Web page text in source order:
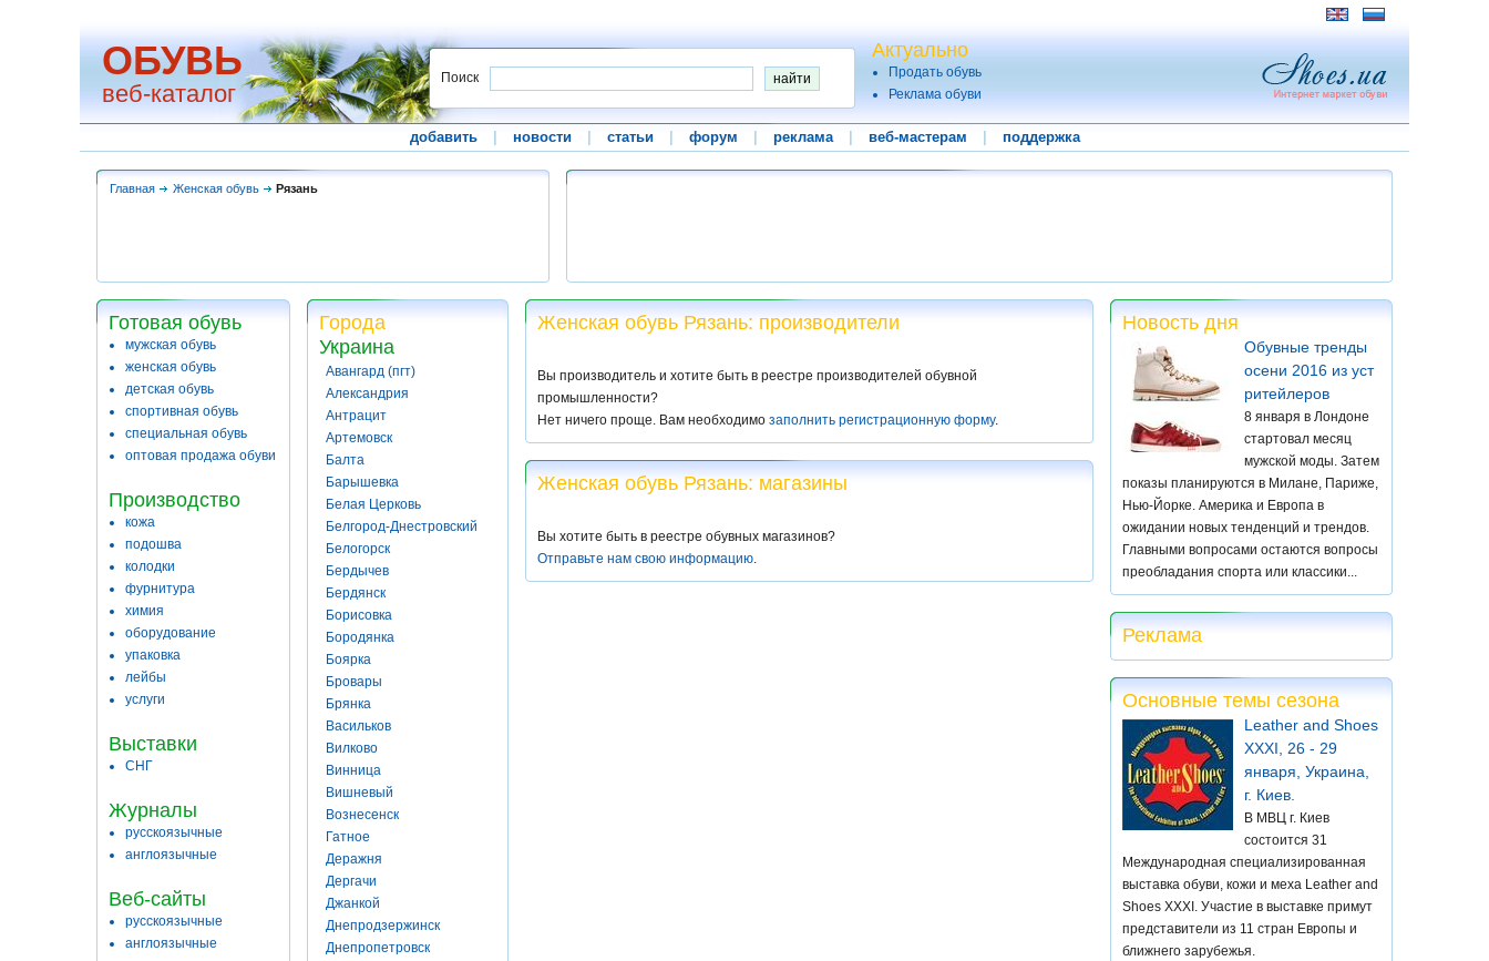
ОБУВЬ
веб-каталог
Поиск
Актуально
Продать обувь
Реклама обуви
добавить новости статьи форум реклама веб-мастерам поддержка
Главная Женская обувь Рязань
Готовая обувь
мужская обувь
женская обувь
детская обувь
спортивная обувь
специальная обувь
оптовая продажа обуви
Производство
кожа
подошва
колодки
фурнитура
химия
оборудование
упаковка
лейбы
услуги
Выставки
СНГ
Журналы
русскоязычные
англоязычные
Веб-сайты
русскоязычные
англоязычные
Города
Украина
Авангард (пгт)
Александрия
Антрацит
Артемовск
Балта
Барышевка
Белая Церковь
Белгород-Днестровский
Белогорск
Бердычев
Бердянск
Борисовка
Бородянка
Боярка
Бровары
Брянка
Васильков
Вилково
Винница
Вишневый
Вознесенск
Гатное
Деражня
Дергачи
Джанкой
Днепродзержинск
Днепропетровск
Женская обувь Рязань: производители
Вы производитель и хотите быть в реестре производителей обувной
промышленности?
Нет ничего проще. Вам необходимо заполнить регистрационную форму.
Женская обувь Рязань: магазины
Вы хотите быть в реестре обувных магазинов?
Отправьте нам свою информацию.
Новость дня
Обувные тренды
осени 2016 из уст
ритейлеров
8 января в Лондоне
стартовал месяц
мужской моды. Затем
показы планируются в Милане, Париже,
Нью-Йорке. Америка и Европа в
ожидании новых тенденций и трендов.
Главными вопросами остаются вопросы
преобладания спорта или классики...
Реклама
Основные темы сезона
Leather and Shoes
XXXI, 26 - 29
января, Украина,
г. Киев.
В МВЦ г. Киев
состоится 31
Международная специализированная
выставка обуви, кожи и меха Leather and
Shoes XXXI. Участие в выставке примут
представители из 11 стран Европы и
ближнего зарубежья.